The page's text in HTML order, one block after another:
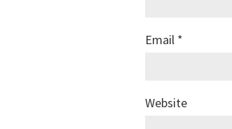
Email *
Website